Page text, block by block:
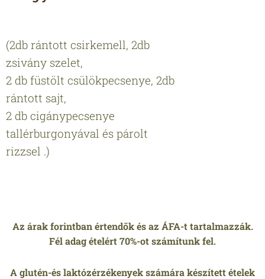
(2db rántott csirkemell, 2db
zsivány szelet,
2 db füstölt csülökpecsenye, 2db
rántott sajt,
2 db cigánypecsenye
tallérburgonyával és párolt
rizzsel .)
Az árak forintban értendők és az ÁFA-t tartalmazzák.
Fél adag ételért 70%-ot számítunk fel.
A glutén-és laktózérzékenyek számára készített ételek